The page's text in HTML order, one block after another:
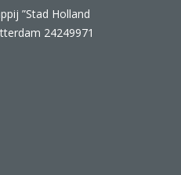
”Stad Holland
24249971